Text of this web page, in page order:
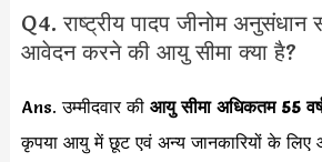
Q4. राष्‍ट्रीय पादप जीनोम अनुसंधान
आवेदन करने की आयु सीमा क्या है?
Ans. उम्मीदवार की आयु सीमा अधिकतम 55
कृपया आयु में छूट एवं अन्य जानकारियों के लिए